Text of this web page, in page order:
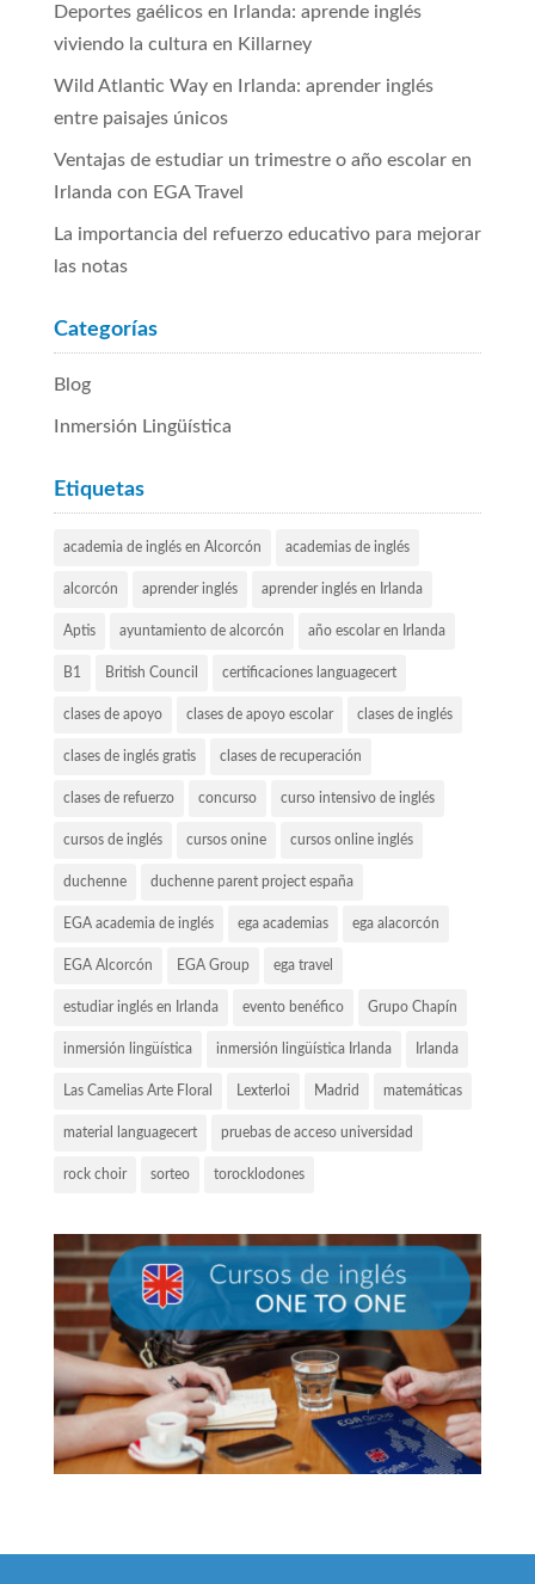
Deportes gaélicos en Irlanda: aprende inglés
viviendo la cultura en Killarney
Wild Atlantic Way en Irlanda: aprender inglés
entre paisajes únicos
Ventajas de estudiar un trimestre o año escolar en
Irlanda con EGA Travel
La importancia del refuerzo educativo para mejorar
las notas
Categorías
Blog
Inmersión Lingüística
Etiquetas
academia de inglés en Alcorcón academias de inglés
alcorcón aprender inglés aprender inglés en Irlanda
Aptis ayuntamiento de alcorcón año escolar en Irlanda
B1 British Council certificaciones languagecert
clases de apoyo clases de apoyo escolar clases de inglés
clases de inglés gratis clases de recuperación
clases de refuerzo concurso curso intensivo de inglés
cursos de inglés cursos onine cursos online inglés
duchenne duchenne parent project españa
EGA academia de inglés ega academias ega alacorcón
EGA Alcorcón EGA Group ega travel
estudiar inglés en Irlanda evento benéfico Grupo Chapín
inmersión lingüística inmersión lingüística Irlanda Irlanda
Las Camelias Arte Floral Lexterloi Madrid matemáticas
material languagecert pruebas de acceso universidad
rock choir sorteo torocklodones